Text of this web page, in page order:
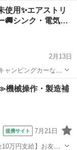
使用✨エアストリ
🚚シンク・電気…
2月13日
ャンピングカーなど
機械操作・製造補
提携サイト 7月21日
万円支給】お友達